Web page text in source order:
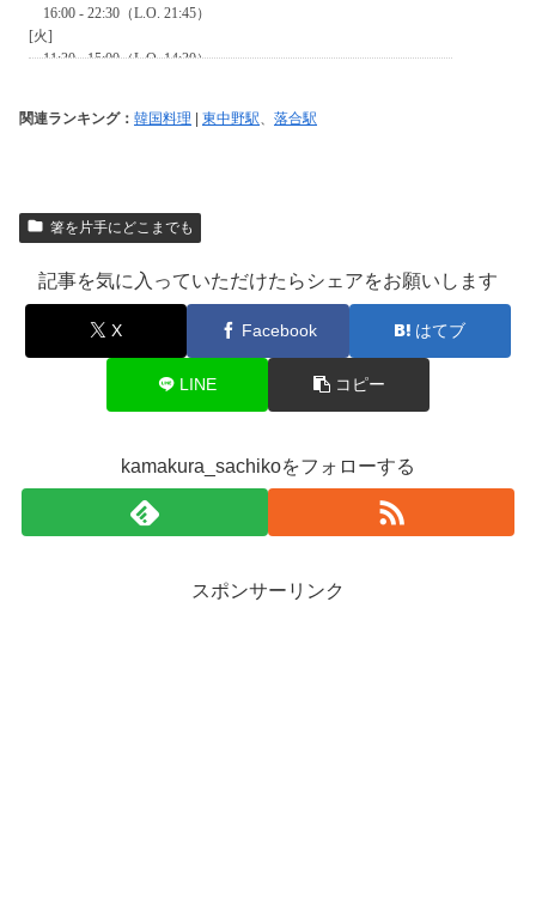
関連ランキング： 韓国料理 東中野駅、 落合駅
箸を片手にどこまでも
記事を気に入っていただけたらシェアをお願いします
X Facebook はてブ
LINE コピー
kamakura_sachikoをフォローする
スポンサーリンク